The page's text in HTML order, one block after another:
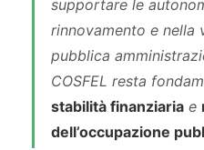
supportare le
rinnovamento e nella
pubblica
COSFEL resta
stabilità finanziaria e
dell’occupazione